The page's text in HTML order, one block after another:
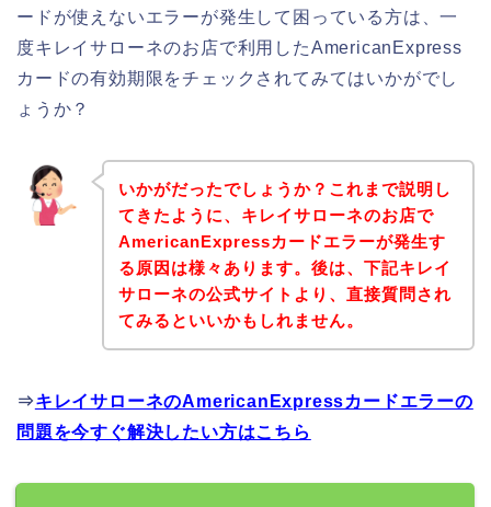
ードが使えないエラーが発生して困っている方は、一
度キレイサローネのお店で利用したAmericanExpress
カードの有効期限をチェックされてみてはいかがでし
ょうか？
いかがだったでしょうか？これまで説明し
てきたように、キレイサローネのお店で
AmericanExpressカードエラーが発生す
る原因は様々あります。後は、下記キレイ
サローネの公式サイトより、直接質問され
てみるといいかもしれません。
⇒キレイサローネのAmericanExpressカードエラーの
問題を今すぐ解決したい方はこちら